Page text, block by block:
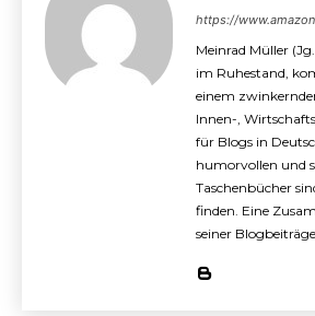
https://
Meinrad Müller
im Ruhestand,
einem
Innen-,
für Blogs in
humorvollen und
Taschenbücher
finden. Eine
seiner